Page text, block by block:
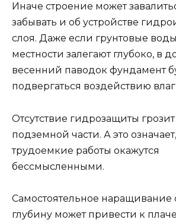
Иначе строение может
забывать и об устройстве
слоя. Даже если грунтовые
местности залегают глубоко, в
весенний паводок фундамент
подвергаться воздействию
Отсутствие гидрозащиты
подземной части. А это
трудоемкие работы окажутся
бессмысленными.
Самостоятельное наращивание
глубину может привести к